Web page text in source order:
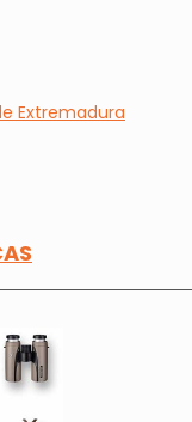
Extremadura